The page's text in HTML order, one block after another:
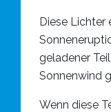
Diese Lichter
geladener
Sonnenwind
Wenn diese